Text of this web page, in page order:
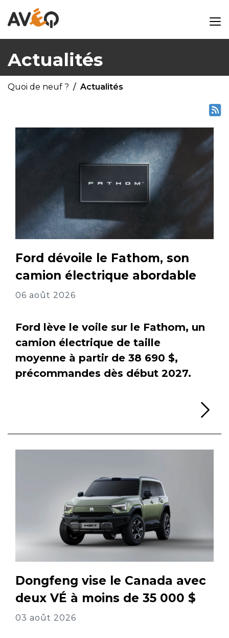
Actualités
Quoi de neuf ? Actualités
Ford dévoile le Fathom, son
camion électrique abordable
06 août 2026
Ford lève le voile sur le Fathom, un
camion électrique de taille
moyenne à partir de 38 690 $,
précommandes dès début 2027.
Dongfeng vise le Canada avec
deux VÉ à moins de 35 000 $
03 août 2026